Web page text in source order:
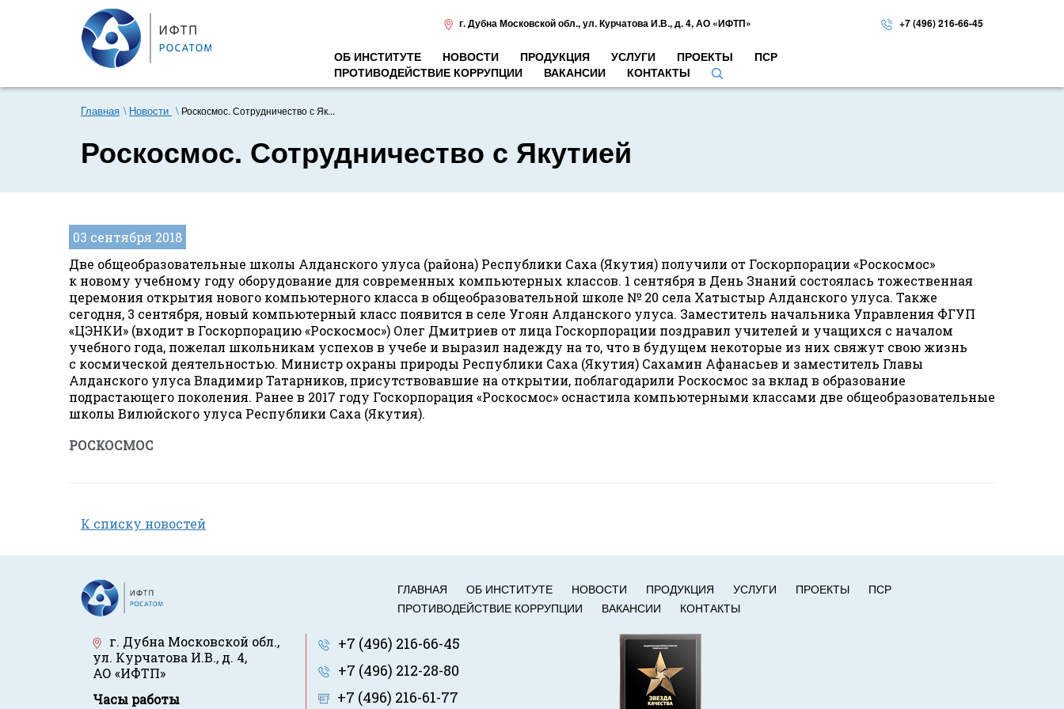
г. Дубна Московской обл.,ул. Курчатова И.В., д. 4,АО «ИФТП» +7 (496) 216-66-45
ОБ ИНСТИТУТЕ НОВОСТИ ПРОДУКЦИЯ УСЛУГИ ПРОЕКТЫ
ПСР
ПРОТИВОДЕЙСТВИЕ КОРРУПЦИИ
ВАКАНСИИ КОНТАКТЫ
Главная Новости Роскосмос. Сотрудничество с Як...
Роскосмос. Сотрудничество с Якутией
03 сентября 2018
Две общеобразовательные школы Алданского улуса (района) Республики Саха (Якутия) получили от Госкорпорации «Роскосмос»
к новому учебному году оборудование для современных компьютерных классов. 1 сентября в День Знаний состоялась тожественная
церемония открытия нового компьютерного класса в общеобразовательной школе № 20 села Хатыстыр Алданского улуса. Также
сегодня, 3 сентября, новый компьютерный класс появится в селе Угоян Алданского улуса. Заместитель начальника Управления ФГУП
«ЦЭНКИ» (входит в Госкорпорацию «Роскосмос») Олег Дмитриев от лица Госкорпорации поздравил учителей и учащихся с началом
учебного года, пожелал школьникам успехов в учебе и выразил надежду на то, что в будущем некоторые из них свяжут свою жизнь
с космической деятельностью. Министр охраны природы Республики Саха (Якутия) Сахамин Афанасьев и заместитель Главы
Алданского улуса Владимир Татарников, присутствовавшие на открытии, поблагодарили Роскосмос за вклад в образование
подрастающего поколения. Ранее в 2017 году Госкорпорация «Роскосмос» оснастила компьютерными классами две общеобразовательные
школы Вилюйского улуса Республики Саха (Якутия).
РОСКОСМОС
К списку новостей
ГЛАВНАЯ ОБ ИНСТИТУТЕ НОВОСТИ ПРОДУКЦИЯ УСЛУГИ ПРОЕКТЫ
ПСР
ПРОТИВОДЕЙСТВИЕ КОРРУПЦИИ
ВАКАНСИИ КОНТАКТЫ
г. Дубна Московской обл.,
ул. Курчатова И.В., д. 4,
АО «ИФТП»
Часы работы
+7 (496) 216-66-45
+7 (496) 212-28-80
+7 (496) 216-61-77